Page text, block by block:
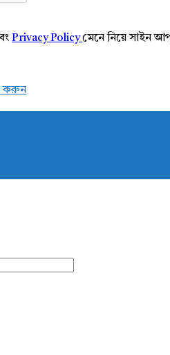
Privacy Policyমেনে নিয়ে সাইন
করুন